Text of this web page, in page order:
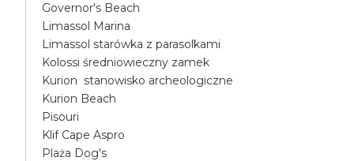
Governor's Beach
Limassol Marina
Limassol starówka z parasolkami
Kolossi średniowieczny zamek
Kurion stanowisko archeologiczne
Kurion Beach
Pisouri
Klif Cape Aspro
Plaża Dog's